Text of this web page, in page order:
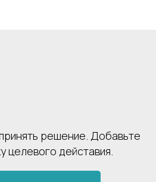
решение. Добавьте
целевого дейставия.